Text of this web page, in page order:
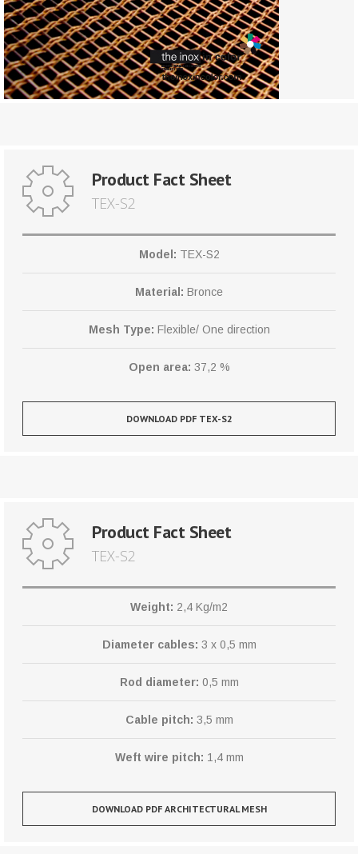
Product Fact Sheet
TEX-S2
Model: TEX-S2
Material: Bronce
Mesh Type: Flexible/ One direction
Open area: 37,2 %
DOWNLOAD PDF TEX-S2
Product Fact Sheet
TEX-S2
Weight: 2,4 Kg/m2
Diameter cables: 3 x 0,5 mm
Rod diameter: 0,5 mm
Cable pitch: 3,5 mm
Weft wire pitch: 1,4 mm
DOWNLOAD PDF ARCHITECTURAL MESH